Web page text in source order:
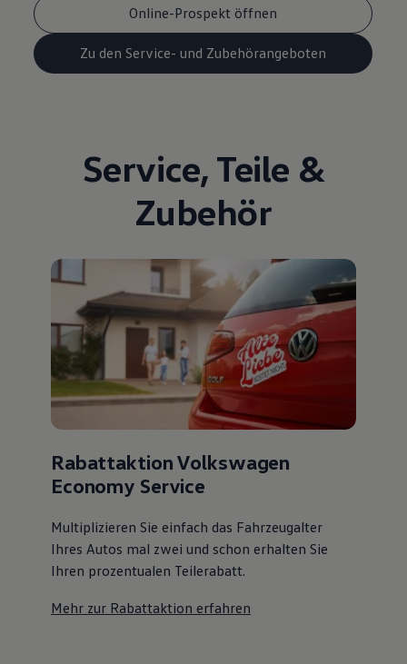
Online-Prospekt öffnen
Zu den Service- und Zubehörangeboten
Service, Teile &
Zubehör
Rabattaktion Volkswagen
Economy Service
Multiplizieren Sie einfach das Fahrzeugalter
Ihres Autos mal zwei und schon erhalten Sie
Ihren prozentualen Teilerabatt.
Mehr zur Rabattaktion erfahren